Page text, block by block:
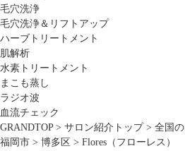
毛穴洗浄
毛穴洗浄＆リフトアップ
ハーブトリートメント
肌解析
水素トリートメント
まこも蒸し
ラジオ波
血流チェック
GRANDTOP > サロン紹介トップ > 全国
福岡市 > 博多区 > Flores（フローレス）